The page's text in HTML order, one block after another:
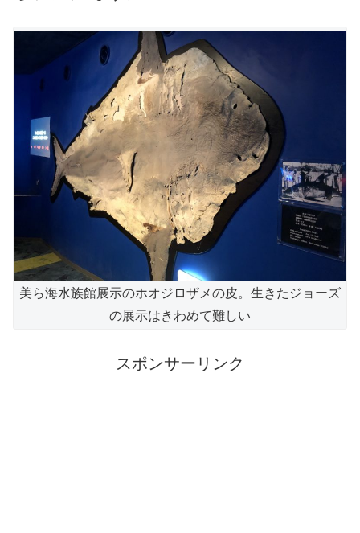
美ら海水族館展示のホオジロザメの皮。生きたジョーズ
の展示はきわめて難しい
スポンサーリンク